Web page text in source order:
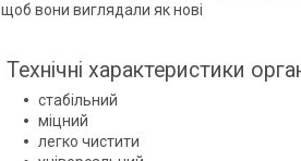
щоб вони виглядали як нові
Технічні характеристики
стабільний
міцний
легко чистити